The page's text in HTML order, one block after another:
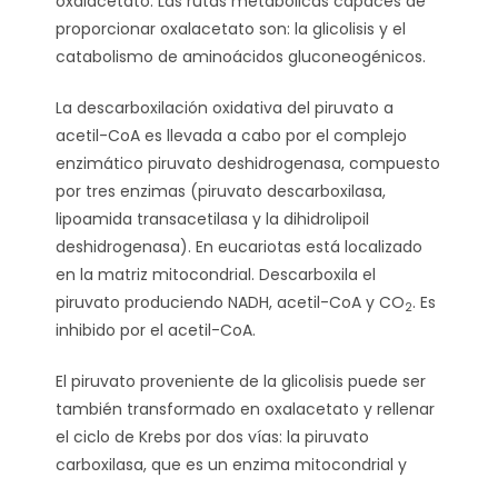
proporcionar oxalacetato son: la glicolisis y el
catabolismo de aminoácidos gluconeogénicos.
La descarboxilación oxidativa del piruvato a
acetil-CoA es llevada a cabo por el complejo
enzimático piruvato deshidrogenasa, compuesto
por tres enzimas (piruvato descarboxilasa,
lipoamida transacetilasa y la dihidrolipoil
deshidrogenasa). En eucariotas está localizado
en la matriz mitocondrial. Descarboxila el
piruvato produciendo NADH, acetil-CoA y CO2. Es
inhibido por el acetil-CoA.
El piruvato proveniente de la glicolisis puede ser
también transformado en oxalacetato y rellenar
el ciclo de Krebs por dos vías: la piruvato
carboxilasa, que es un enzima mitocondrial y